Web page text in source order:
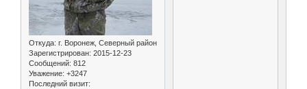
Откуда: г. Воронеж, Северный район
Зарегистрирован: 2015-12-23
Сообщений: 812
Уважение: +3247
Последний визит: